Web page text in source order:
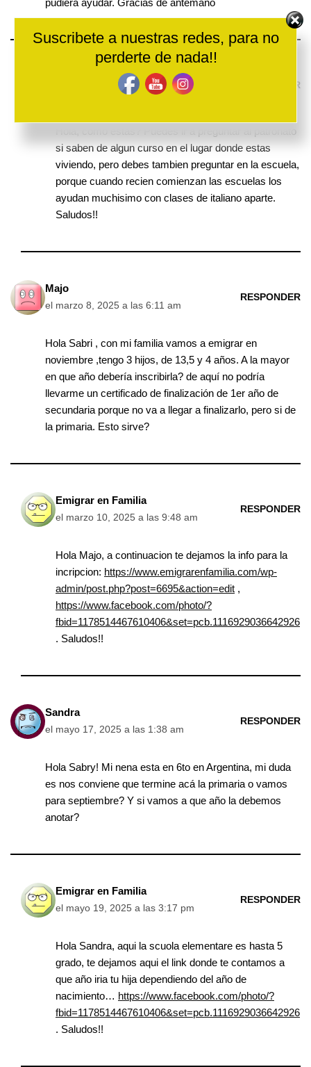
pudiera ayudar. Gracias de antemano
Emigrar en Familia
el febrero 11, 2025 a las 8:29 am
RESPONDER
Hola, como estas? Puedes ir a preguntar al patronato
si saben de algun curso en el lugar donde estas
viviendo, pero debes tambien preguntar en la escuela,
porque cuando recien comienzan las escuelas los
ayudan muchisimo con clases de italiano aparte.
Saludos!!
Majo
el marzo 8, 2025 a las 6:11 am
RESPONDER
Hola Sabri , con mi familia vamos a emigrar en
noviembre ,tengo 3 hijos, de 13,5 y 4 años. A la mayor
en que año debería inscribirla? de aquí no podría
llevarme un certificado de finalización de 1er año de
secundaria porque no va a llegar a finalizarlo, pero si de
la primaria. Esto sirve?
Emigrar en Familia
el marzo 10, 2025 a las 9:48 am
RESPONDER
Hola Majo, a continuacion te dejamos la info para la
incripcion: https://www.emigrarenfamilia.com/wp-
admin/post.php?post=6695&action=edit ,
https://www.facebook.com/photo/?
fbid=1178514467610406&set=pcb.1116929036642926
. Saludos!!
Sandra
el mayo 17, 2025 a las 1:38 am
RESPONDER
Hola Sabry! Mi nena esta en 6to en Argentina, mi duda
es nos conviene que termine acá la primaria o vamos
para septiembre? Y si vamos a que año la debemos
anotar?
Emigrar en Familia
el mayo 19, 2025 a las 3:17 pm
RESPONDER
Hola Sandra, aqui la scuola elementare es hasta 5
grado, te dejamos aqui el link donde te contamos a
que año iria tu hija dependiendo del año de
nacimiento… https://www.facebook.com/photo/?
fbid=1178514467610406&set=pcb.1116929036642926
. Saludos!!
Suscribete a nuestras redes, para no
perderte de nada!!